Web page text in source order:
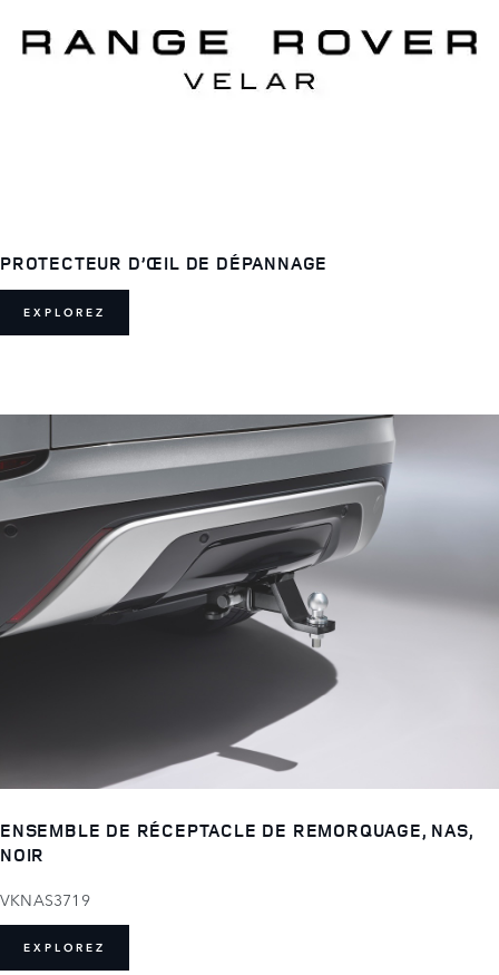
PROTECTEUR D’ŒIL DE DÉPANNAGE
EXPLOREZ
ENSEMBLE DE RÉCEPTACLE DE REMORQUAGE, NAS,
NOIR
VKNAS3719
EXPLOREZ